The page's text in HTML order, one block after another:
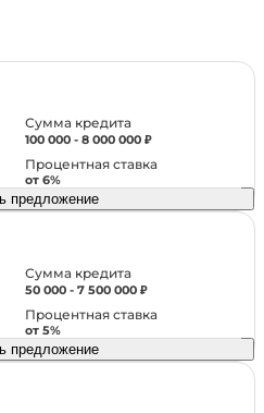
Сумма кредита
100 000 - 8 000 000 ₽
Процентная ставка
от 6%
предложение
Сумма кредита
50 000 - 7 500 000 ₽
Процентная ставка
от 5%
предложение